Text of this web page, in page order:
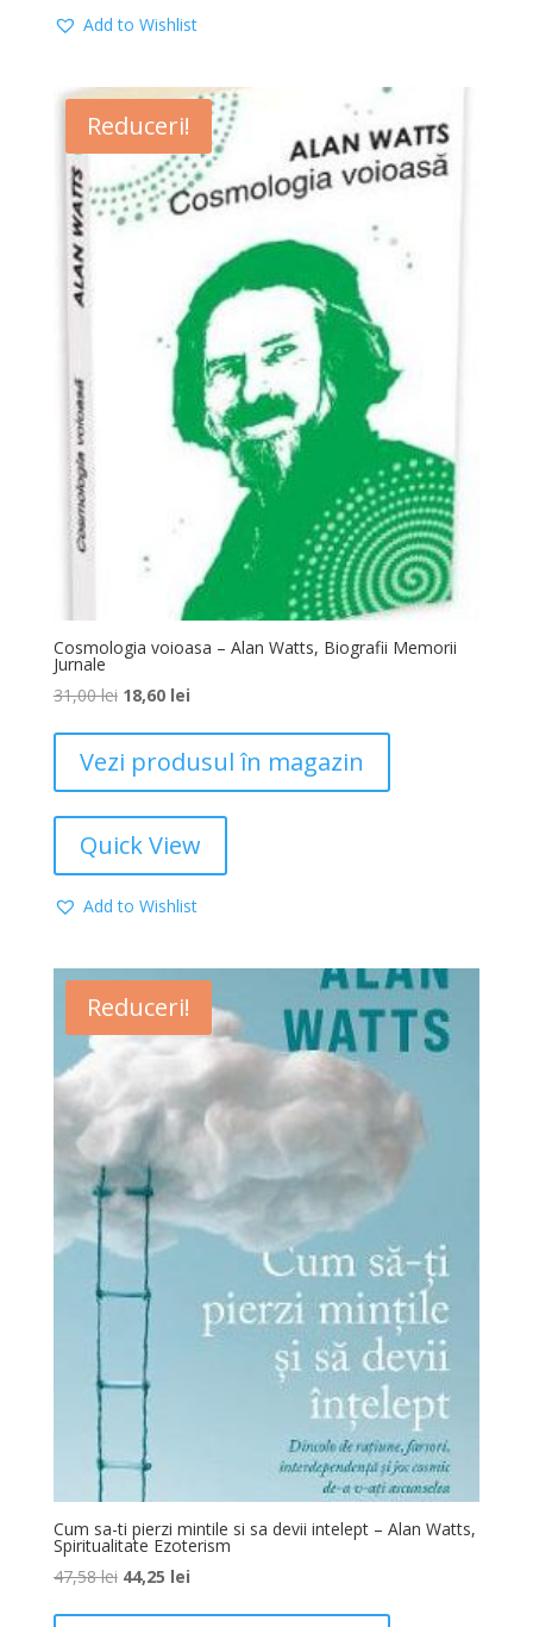
Add to Wishlist
Reduceri!
Cosmologia voioasa – Alan Watts, Biografii Memorii
Jurnale
31,00lei 18,60 lei
Vezi produsul în magazin
Quick View
Add to Wishlist
Reduceri!
Cum sa-ti pierzi mintile si sa devii intelept – Alan Watts,
Spiritualitate Ezoterism
47,58lei 44,25 lei